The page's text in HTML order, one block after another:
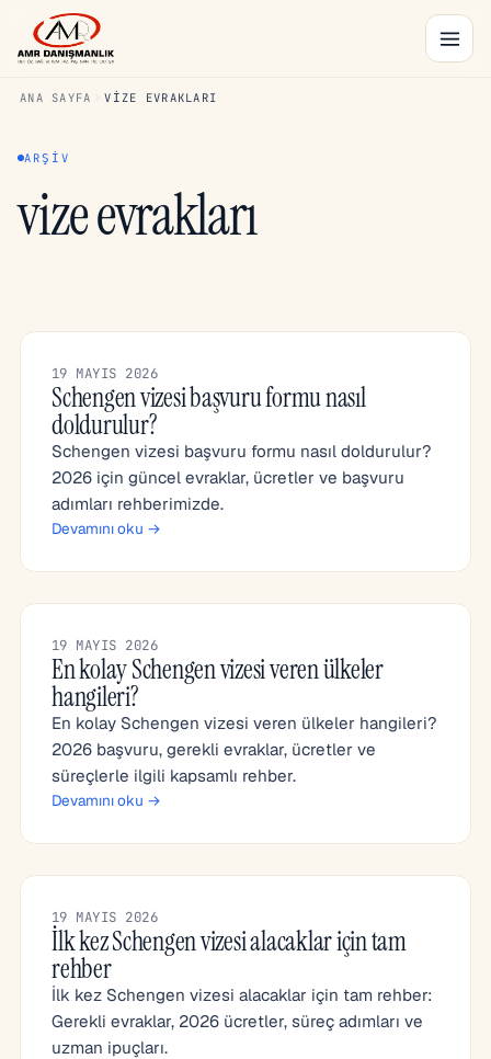
ANA SAYFA VIZE EVRAKLARI
ARŞIV
vize evrakları
19 MAYIS 2026
Schengen vizesi başvuru formu nasıl
doldurulur?
Schengen vizesi başvuru formu nasıl doldurulur?
2026 için güncel evraklar, ücretler ve başvuru
adımları rehberimizde.
Devamını oku →
19 MAYIS 2026
En kolay Schengen vizesi veren ülkeler
hangileri?
En kolay Schengen vizesi veren ülkeler hangileri?
2026 başvuru, gerekli evraklar, ücretler ve
süreçlerle ilgili kapsamlı rehber.
Devamını oku →
19 MAYIS 2026
İlk kez Schengen vizesi alacaklar için tam
rehber
İlk kez Schengen vizesi alacaklar için tam rehber:
Gerekli evraklar, 2026 ücretler, süreç adımları ve
uzman ipuçları.